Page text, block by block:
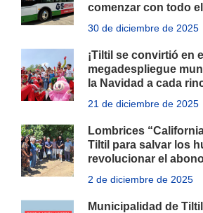
comenzar con todo
30 de diciembre de 2025
¡Tiltil se convirtió en
megadespliegue
la Navidad a cada
21 de diciembre de 2025
Lombrices
Tiltil para salvar los
revolucionar el
2 de diciembre de 2025
Municipalidad de